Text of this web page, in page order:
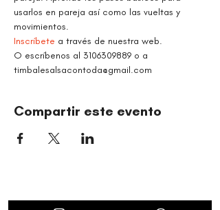
usarlos en pareja así como las vueltas y
movimientos.
Inscríbete a través de nuestra web.
O escríbenos al 3106309889 o a
timbalesalsacontoda@gmail.com
Compartir este evento